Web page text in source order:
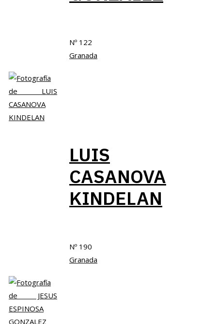
Nº 122
Granada
LUIS
CASANOVA
KINDELAN
Nº 190
Granada